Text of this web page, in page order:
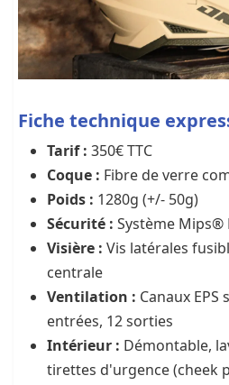
Fiche technique
Tarif : 350€ TTC
Coque : Fibre de verre
Poids : 1280g (+/- 50g)
Sécurité : Système Mips®
Visière : Vis latérales
centrale
Ventilation : Canaux
entrées, 12 sorties
Intérieur : Démontable,
tirettes d'urgence (cheek